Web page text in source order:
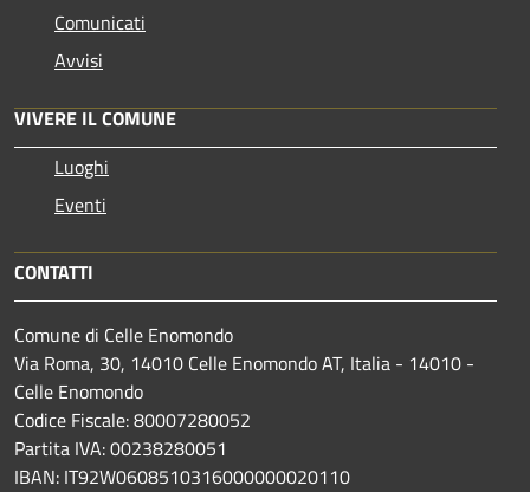
Comunicati
Avvisi
VIVERE IL COMUNE
Luoghi
Eventi
CONTATTI
Comune di Celle Enomondo
Via Roma, 30, 14010 Celle Enomondo AT, Italia - 14010 -
Celle Enomondo
Codice Fiscale: 80007280052
Partita IVA: 00238280051
IBAN: IT92W0608510316000000020110